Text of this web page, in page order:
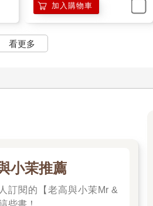
加入購物車
看更多
小茉推薦
訂閱的【老高與小茉Mr &